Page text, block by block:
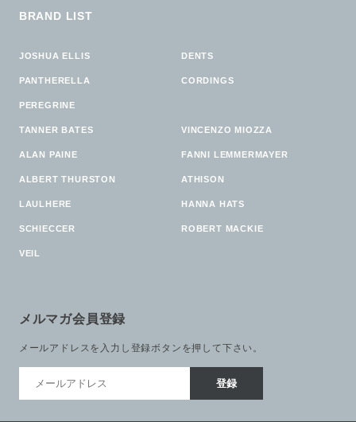
BRAND LIST
JOSHUA ELLIS DENTS
PANTHERELLA CORDINGS
PEREGRINE
TANNER BATES VINCENZO MIOZZA
ALAN PAINE FANNI LEMMERMAYER
ALBERT THURSTON ATHISON
LAULHERE HANNA HATS
SCHIECCER ROBERT MACKIE
VEIL
メルマガ会員登録
メールアドレスを入力し登録ボタンを押して下さい。